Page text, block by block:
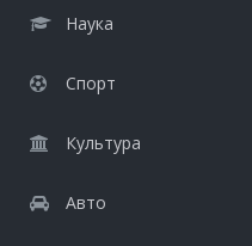
Наука
Спорт
Культура
Авто